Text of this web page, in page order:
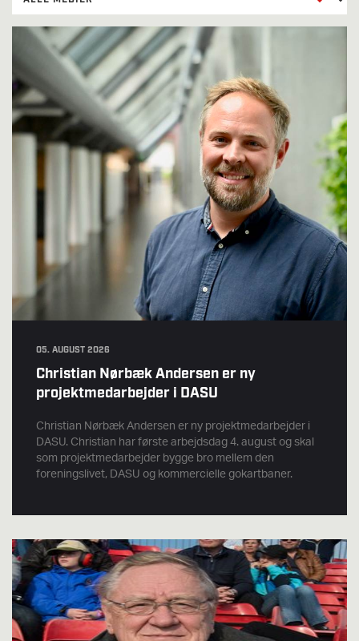
05. AUGUST 2026
Christian Nørbæk Andersen er ny
projektmedarbejder i DASU
Christian Nørbæk Andersen er ny projektmedarbejder i
DASU. Christian har første arbejdsdag 4. august og skal
som projektmedarbejder bygge bro mellem den
foreningslivet, DASU og kommercielle gokartbaner.